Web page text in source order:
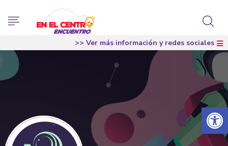
Abrir
>> Ver más información y redes sociales